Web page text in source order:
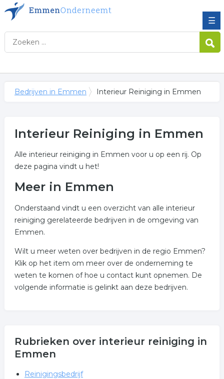
☰
Bedrijven in Emmen Interieur Reiniging in Emmen
Interieur Reiniging in Emmen
Alle interieur reiniging in Emmen voor u op een rij. Op
deze pagina vindt u het!
Meer in Emmen
Onderstaand vindt u een overzicht van alle interieur
reiniging gerelateerde bedrijven in de omgeving van
Emmen.
Wilt u meer weten over bedrijven in de regio Emmen?
Klik op het item om meer over de onderneming te
weten te komen of hoe u contact kunt opnemen. De
volgende informatie is gelinkt aan deze bedrijven.
Rubrieken over interieur reiniging in
Emmen
Reinigingsbedrijf